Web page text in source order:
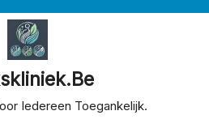
Iedereen Toegankelijk.